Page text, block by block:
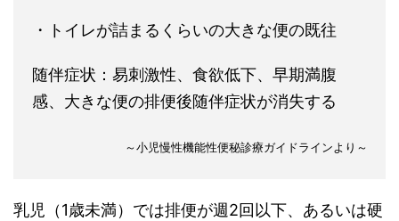
・トイレが詰まるくらいの大きな便の既往
随伴症状：易刺激性、食欲低下、早期満腹
感、大きな便の排便後随伴症状が消失する
～小児慢性機能性便秘診療ガイドラインより～
乳児（1歳未満）では排便が週2回以下、あるいは硬